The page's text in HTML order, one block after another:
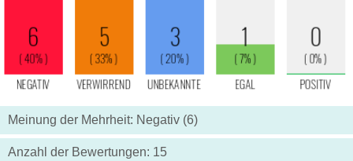
Meinung der Mehrheit: Negativ (6)
Anzahl der Bewertungen: 15